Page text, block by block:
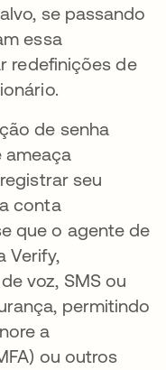
se passando
essa
redefinições de
de senha
ameaça
seu
conta
que o agente de
Verify,
voz, SMS ou
permitindo
a
ou outros